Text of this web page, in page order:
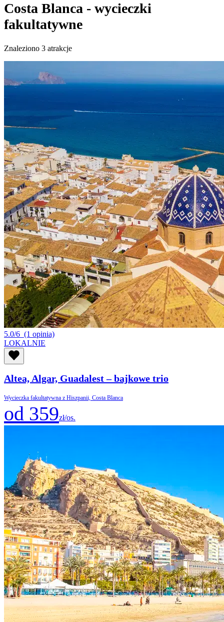
Costa Blanca - wycieczki
fakultatywne
Znaleziono 3 atrakcje
5.0/6 (1 opinia)
LOKALNIE
Altea, Algar, Guadalest – bajkowe trio
Wycieczka fakultatywna z Hiszpanii, Costa Blanca
od 359zł/os.